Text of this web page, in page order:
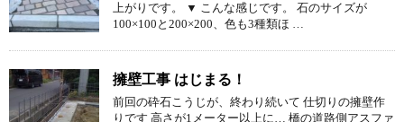
上がりです。 ▼ こんな感じです。 石のサイズが
100×100と200×200、色も3種類ほ …
擁壁工事 はじまる！
前回の砕石こうじが、終わり続いて 仕切りの擁壁作
りです 高さが1メーター以上に… 橋の道路側アスファ